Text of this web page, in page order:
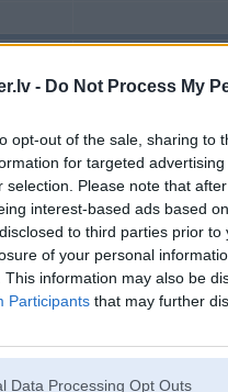
- Do Not Process My
opt-out of the sale, sharing to
for targeted
selection. Please note that
interest-based ads based
to third parties prior
of your personal
This information may also be
Participants that may further
Data Processing Opt Outs
EDIT: Tas dublīts
[ Šo ziņu laboja Manson, 09